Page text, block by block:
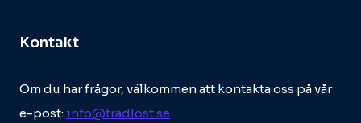
Kontakt
Om du har frågor, välkommen att kontakta oss på vår
e-post: info@tradlost.se